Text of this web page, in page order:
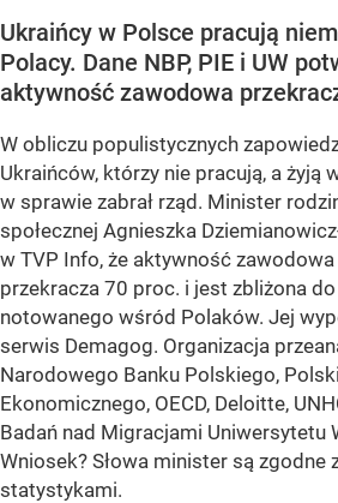
Ukraińcy w Polsce pracują
Polacy. Dane NBP, PIE i UW
aktywność zawodowa
W obliczu populistycznych
Ukraińców, którzy nie pracują, a żyją
w sprawie zabrał rząd. Minister
społecznej Agnieszka
w TVP Info, że aktywność
przekracza 70 proc. i jest zbliżona
notowanego wśród Polaków. Jej
serwis Demagog. Organizacja
Narodowego Banku Polskiego,
Ekonomicznego, OECD, Deloitte,
Badań nad Migracjami Uniwersytetu
Wniosek? Słowa minister są zgodne
statystykami.